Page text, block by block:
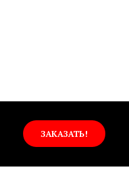
ЗАКАЗАТЬ!